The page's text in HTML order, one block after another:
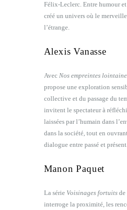
Félix-Leclerc. Entre humour et
créé un univers où le
l’étrange.
Alexis Vanasse
Avec Nos empreintes
propose une exploration
collective et du passage du
invitent le spectateur à
laissées par l’humain dans
dans la société, tout en
dialogue entre passé et
Manon Paquet
La série Voisinages fortuitsde
interroge la proximité, les